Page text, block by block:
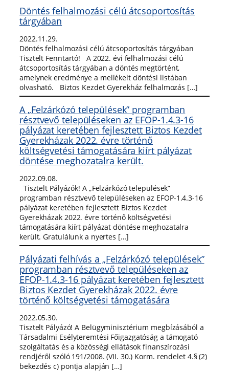
Döntés felhalmozási célú átcsoportosítás
tárgyában
2022.11.29.
Döntés felhalmozási célú átcsoportosítás tárgyában
Tisztelt Fenntartó! A 2022. évi felhalmozási célú
átcsoportosítás tárgyában a döntés megtörtént,
amelynek eredménye a mellékelt döntési listában
olvasható. Biztos Kezdet Gyerekház felhalmozás […]
A „Felzárkózó települések” programban
résztvevő településeken az EFOP-1.4.3-16
pályázat keretében fejlesztett Biztos Kezdet
Gyerekházak 2022. évre történő
költségvetési támogatására kiírt pályázat
döntése meghozatalra került.
2022.09.08.
Tisztelt Pályázók! A „Felzárkózó települések”
programban résztvevő településeken az EFOP-1.4.3-16
pályázat keretében fejlesztett Biztos Kezdet
Gyerekházak 2022. évre történő költségvetési
támogatására kiírt pályázat döntése meghozatalra
került. Gratulálunk a nyertes […]
Pályázati felhívás a „Felzárkózó települések”
programban résztvevő településeken az
EFOP-1.4.3-16 pályázat keretében fejlesztett
Biztos Kezdet Gyerekházak 2022. évre
történő költségvetési támogatására
2022.05.30.
Tisztelt Pályázó! A Belügyminisztérium megbízásából a
Társadalmi Esélyteremtési Főigazgatóság a támogató
szolgáltatás és a közösségi ellátások finanszírozási
rendjéről szóló 191/2008. (VII. 30.) Korm. rendelet 4.§ (2)
bekezdés c) pontja alapján […]